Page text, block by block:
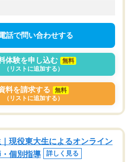
の高校受験に
話で問い合わせする
体験を申し込む
無料
（リストに追加する）
料を請求する
無料
（リストに追加する）
現役東大生によるオンライン
個別指導
詳しく見る